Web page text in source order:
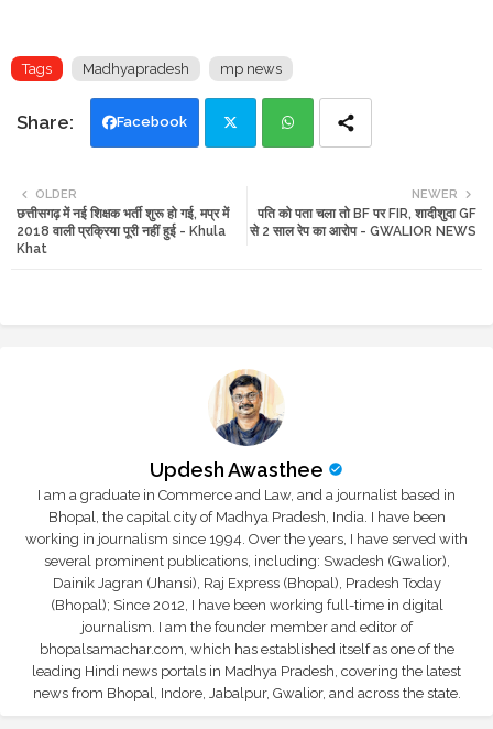
Tags Madhyapradesh mp news
Facebook
tte ats
NEWER
पति को पता चला तो BF पर FIR, शादीशुदा GF
से 2 साल रेप का आरोप - GWALIOR NEWS
OLDER
छत्तीसगढ़ में नई शिक्षक भर्ती शुरू हो गई, मप्र में
2018 वाली प्रक्रिया पूरी नहीं हुई - Khula
Khat
Updesh Awasthee
I am a graduate in Commerce and Law, and a journalist based in
Bhopal, the capital city of Madhya Pradesh, India. I have been
working in journalism since 1994. Over the years, I have served with
several prominent publications, including: Swadesh (Gwalior),
Dainik Jagran (Jhansi), Raj Express (Bhopal), Pradesh Today
(Bhopal); Since 2012, I have been working full-time in digital
journalism. I am the founder member and editor of
bhopalsamachar.com, which has established itself as one of the
leading Hindi news portals in Madhya Pradesh, covering the latest
news from Bhopal, Indore, Jabalpur, Gwalior, and across the state.